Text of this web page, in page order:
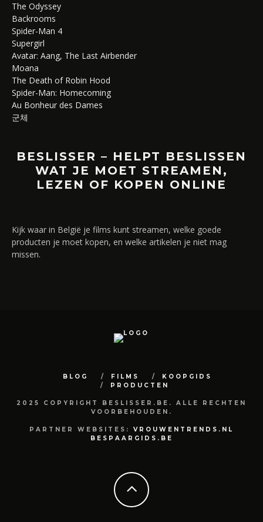
The Odyssey
Backrooms
Spider-Man 4
Supergirl
Avatar: Aang, The Last Airbender
Moana
The Death of Robin Hood
Spider-Man: Homecoming
Au Bonheur des Dames
군체
BESLISSER – HELPT BESLISSEN
WAT JE MOET STREAMEN,
LEZEN OF KOPEN ONLINE
Kijk waar in België je films kunt streamen, welke goede
producten je moet kopen, en welke artikelen je niet mag
missen.
BLOG FILMS
KOOPGIDS
PRODUCTEN
2025 COPYRIGHT BESLISSER.BE. ALLE RECHTEN
VOORBEHOUDEN.
PARTNER WEBSITES: VROUWENTRENDS.NL
BESPAARGIDS.BE